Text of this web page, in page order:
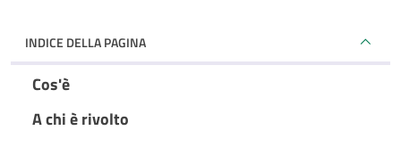
INDICE DELLA PAGINA
Cos'è
A chi è rivolto